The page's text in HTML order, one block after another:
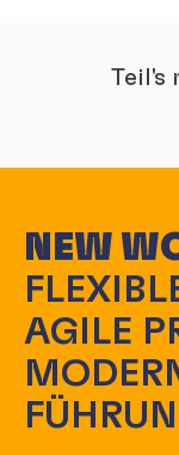
Teil's
NEW
AGILE